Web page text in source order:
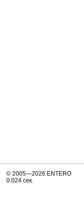
© 2005—2026 ENTERO
0.024 сек.